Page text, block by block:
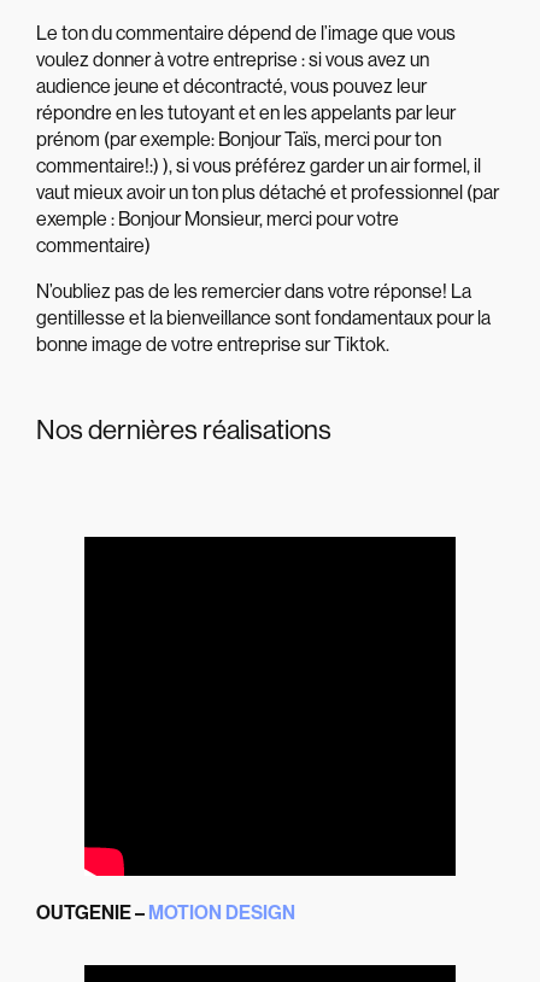
Le ton du commentaire dépend de l’image que vous
voulez donner à votre entreprise : si vous avez un
audience jeune et décontracté, vous pouvez leur
répondre en les tutoyant et en les appelants par leur
prénom (par exemple: Bonjour Taïs, merci pour ton
commentaire!:) ), si vous préférez garder un air formel, il
vaut mieux avoir un ton plus détaché et professionnel (par
exemple : Bonjour Monsieur, merci pour votre
commentaire)
N’oubliez pas de les remercier dans votre réponse! La
gentillesse et la bienveillance sont fondamentaux pour la
bonne image de votre entreprise sur Tiktok.
Nos dernières réalisations
OUTGENIE – MOTION DESIGN